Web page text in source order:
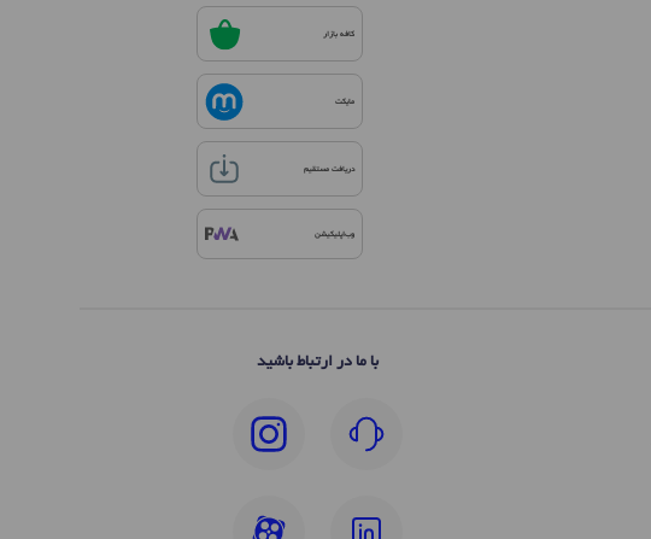
کافه بازار
مایکت
دریافت مستقیم
وب‌اپلیکیشن
با ما در ارتباط باشید